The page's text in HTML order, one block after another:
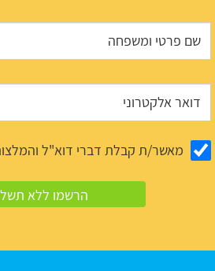
מאשר/ת קבלת דברי דוא"ל